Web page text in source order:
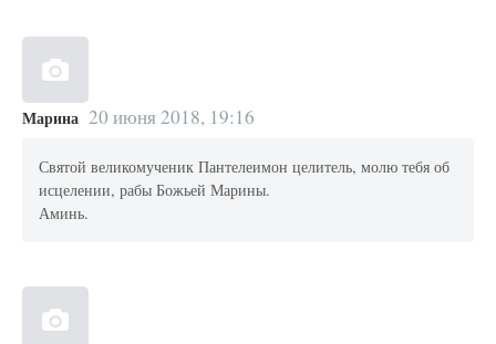
Марина 20 июня 2018, 19:16
Святой великомученик Пантелеимон целитель, молю тебя об
исцелении, рабы Божьей Марины.
Аминь.